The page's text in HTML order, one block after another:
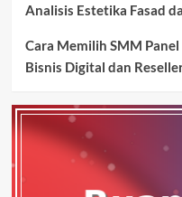
Analisis Estetika Fasad
Cara Memilih SMM
Bisnis Digital dan